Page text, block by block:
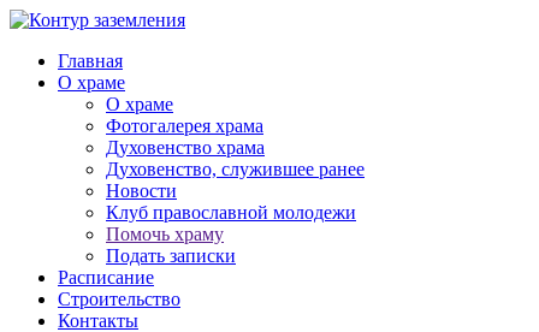
Главная
О храме
О храме
Фотогалерея храма
Духовенство храма
Духовенство, служившее ранее
Новости
Клуб православной молодежи
Помочь храму
Подать записки
Расписание
Строительство
Контакты